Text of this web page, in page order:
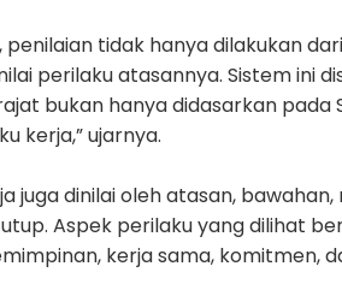
tidak hanya dilakukan
perilaku atasannya. Sistem ini
bukan hanya didasarkan pada
kerja,” ujarnya.
juga dinilai oleh atasan,
Aspek perilaku yang dilihat
kerja sama, komitmen,